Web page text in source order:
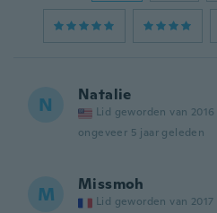
N Natalie
Lid geworden van 2016
ongeveer 5 jaar geleden
M Missmoh
Lid geworden van 2017